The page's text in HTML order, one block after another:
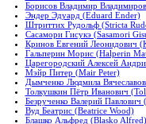
Борисов Владимир
Эндер Эдуард (Eduard Ender)
Штриттих Рудольф (Stricta
Сасамори Гисукэ (Sasamori
Кринов Евгений Леонидович
Гальперин Морис (Halperin
Царегородский Алексей
Мэйр Питер (Mair Peter)
Дымченко Людмила
Толкушкин Пётр Иванович
Безрученко Валерий
Вуд Беатрис (Beatrice Wood)
Блашко Альфред (Blasko Alfred)